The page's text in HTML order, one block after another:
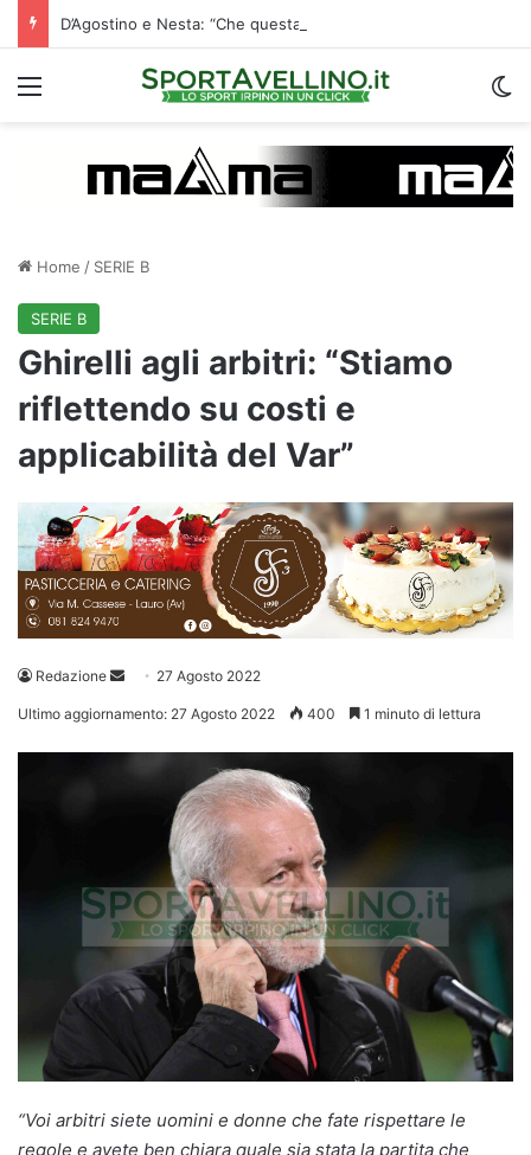
Menu
Home / SERIE B
SERIE B
Ghirelli agli arbitri: “Stiamo
riflettendo su costi e
applicabilità del Var”
Redazione
Invia 27 Agosto 2022
Ultimo aggiornamento: 27 Agosto 2022 400 1 minuto di lettura
“Voi arbitri siete uomini e donne che fate rispettare le
regole e avete ben chiara quale sia stata la partita che